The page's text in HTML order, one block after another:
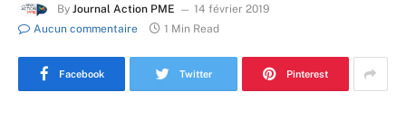
By Journal Action PME
14 février 2019
Aucun commentaire
1 Min Read
Facebook Twitter Pinterest